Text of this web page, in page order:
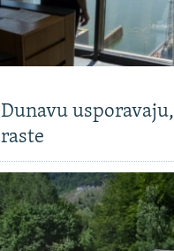
usporavaju,